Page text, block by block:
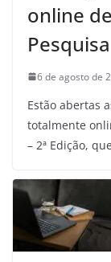
online
6 de agosto de
Estão abertas
totalmente
– 2ª Edição, que